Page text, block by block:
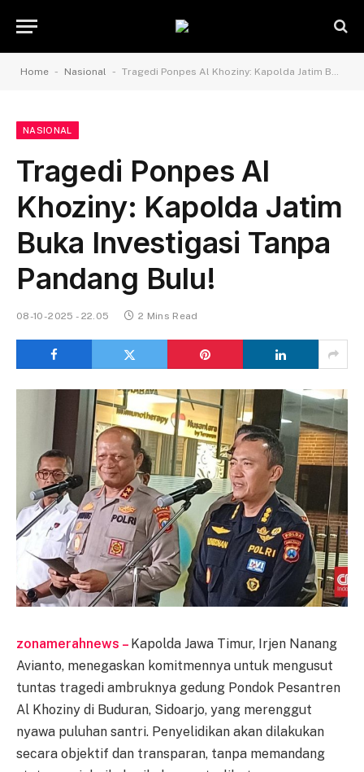
Home - Nasional - Tragedi Ponpes Al Khoziny: Kapolda Jatim Buka Investigasi Tanpa Pandang Bulu!
NASIONAL
Tragedi Ponpes Al
Khoziny: Kapolda Jatim
Buka Investigasi Tanpa
Pandang Bulu!
08-10-2025 - 22.05 2 Mins Read
zonamerahnews – Kapolda Jawa Timur, Irjen Nanang
Avianto, menegaskan komitmennya untuk mengusut
tuntas tragedi ambruknya gedung Pondok Pesantren
Al Khoziny di Buduran, Sidoarjo, yang merenggut
nyawa puluhan santri. Penyelidikan akan dilakukan
secara objektif dan transparan, tanpa memandang